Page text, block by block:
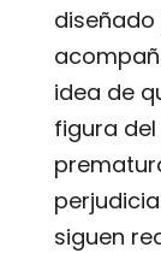
idea de
figura
siguen